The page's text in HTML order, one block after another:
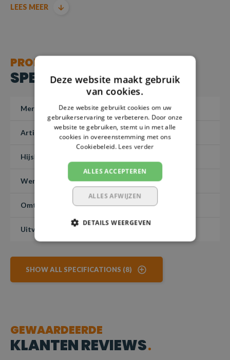
geretourneerd – Maatwerk 1-3 dagen.
LEES MEER
PRODUCT
SPECIFICATIES
Merk SafetyLoad
Artikelnummer PHBHKR50-200
Hijslast (7:1)
Werklengte 2 meter
Omtreklengte -
Uitvoering
SHOW ALL SPECIFICATIONS (8)
GEWAARDEERDE
KLANTEN REVIEWS
Deze website maakt gebruik
van cookies.
Deze website gebruikt cookies om uw
gebruikerservaring te verbeteren. Door onze
website te gebruiken, stemt u in met alle
cookies in overeenstemming met ons
Cookiebeleid. Lees verder
ALLES ACCEPTEREN
ALLES AFWIJZEN
DETAILS WEERGEVEN